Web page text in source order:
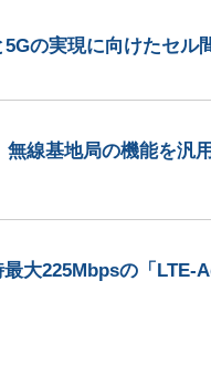
5Gの実現に向けたセル
無線基地局の機能を汎
最大225Mbpsの「LTE-